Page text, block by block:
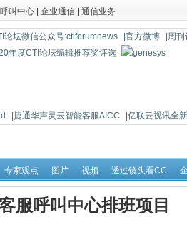
呼叫中心 企业通信 通信业务
论坛微信公众号:ctiforumnews |官方微博 |周
|捷通华声灵云智能客服AICC
|亿联云视讯全
专家观点 图片 视频 透过镜头看CC
服呼叫中心排班项目